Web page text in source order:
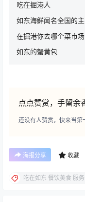
吃在掘港人
如东海鲜闻名全国的
在掘港你去哪个菜市
如东的蟹黄包
点点赞赏，手留余
还没有人赞赏，快来当第
海报分享 收藏
吃在如东 餐饮美食 服